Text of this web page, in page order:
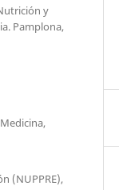
y
Pamplona,
(NUPPRE),